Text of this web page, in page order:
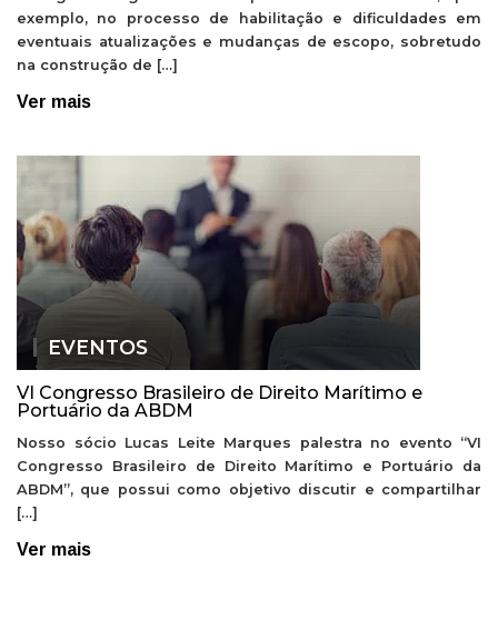
exemplo, no processo de habilitação e dificuldades em
eventuais atualizações e mudanças de escopo, sobretudo
na construção de […]
Ver mais
EVENTOS
VI Congresso Brasileiro de Direito Marítimo e
Portuário da ABDM
Nosso sócio Lucas Leite Marques palestra no evento “VI
Congresso Brasileiro de Direito Marítimo e Portuário da
ABDM”, que possui como objetivo discutir e compartilhar
[…]
Ver mais